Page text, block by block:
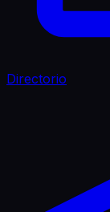
Directorio